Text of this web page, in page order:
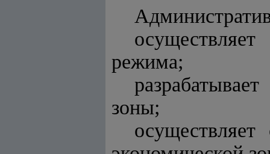
режима;
зоны;